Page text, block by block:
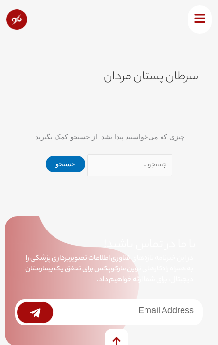
سرطان پستان مردان
چیزی که می‌خواستید پیدا نشد. از جستجو کمک بگیرید.
با ما در تماس باشید!
در این خبرنامه تازه‌های فناوری اطلاعات تصویربرداری پزشکی را
به همراه راه‌کارهای نوین مارکوپکس برای تحقق یک بیمارستان
دیجیتال، برای شما ارئه خواهیم داد.
خبرنامه Submit